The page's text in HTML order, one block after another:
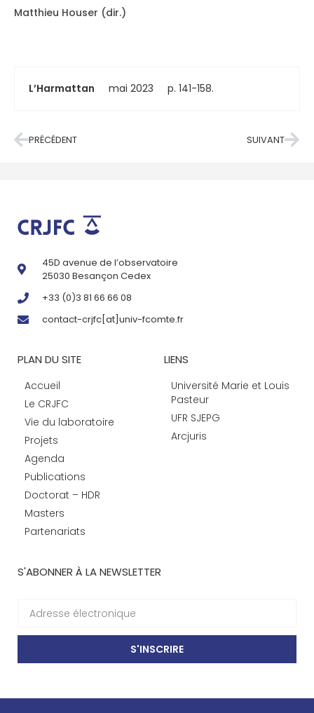
Matthieu Houser (dir.)
L’Harmattan mai 2023 p. 141-158.
PRÉCÉDENT SUIVANT
45D avenue de l’observatoire
25030 Besançon Cedex
+33 (0)3 81 66 66 08
contact-crjfc[at]univ-fcomte.fr
PLAN DU SITE
Accueil
Le CRJFC
Vie du laboratoire
Projets
Agenda
Publications
Doctorat – HDR
Masters
Partenariats
LIENS
Université Marie et Louis
Pasteur
UFR SJEPG
Arcjuris
S'ABONNER À LA NEWSLETTER
S'INSCRIRE